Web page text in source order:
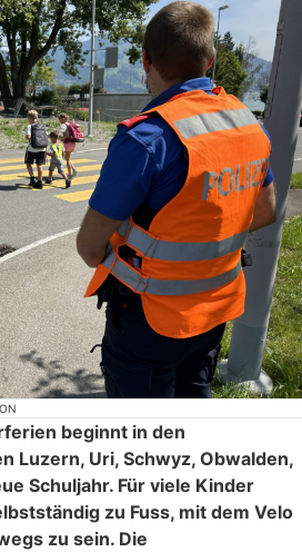
beginnt in den
Luzern, Uri, Schwyz, Obwalden,
Schuljahr. Für viele Kinder
zu Fuss, mit dem Velo
zu sein. Die